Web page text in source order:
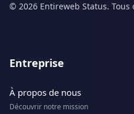
© 2026 Entireweb Status. Tous
Entreprise
À propos de nous
Découvrir notre mission